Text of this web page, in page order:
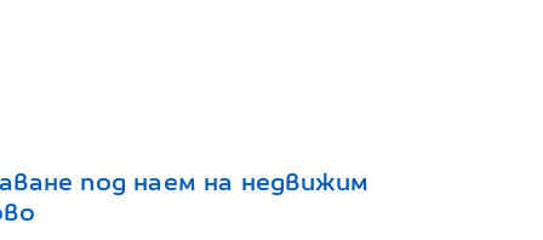
под наем на недвижим